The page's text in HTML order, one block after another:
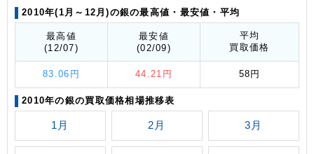
2010年(1月～12月)の銀の最高値 ・最安値 ・平均
最高値
(12/07)
最安値
(02/09)
平均
買取価格
83.06円 44.21円 58円
2010年の銀の買取価格相場推移表
1月 2月 3月